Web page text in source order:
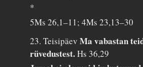
*
5Ms 26,1–11; 4Ms 23,13–30
23. TeisipäevMa vabastan
rüvedustest.Hs 36,29